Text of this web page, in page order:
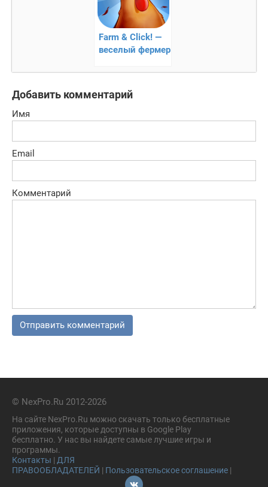
Farm & Click! —
веселый фермер
Добавить комментарий
Имя
Email
Комментарий
© NexPro.Ru 2012-2026
На сайте NexPro.Ru можно скачать только бесплатные
приложения, которые доступны в Google Play
бесплатно. У нас вы найдете самые лучшие игры и
программы.
Контакты | ДЛЯ
ПРАВООБЛАДАТЕЛЕЙ | Пользовательское соглашение |